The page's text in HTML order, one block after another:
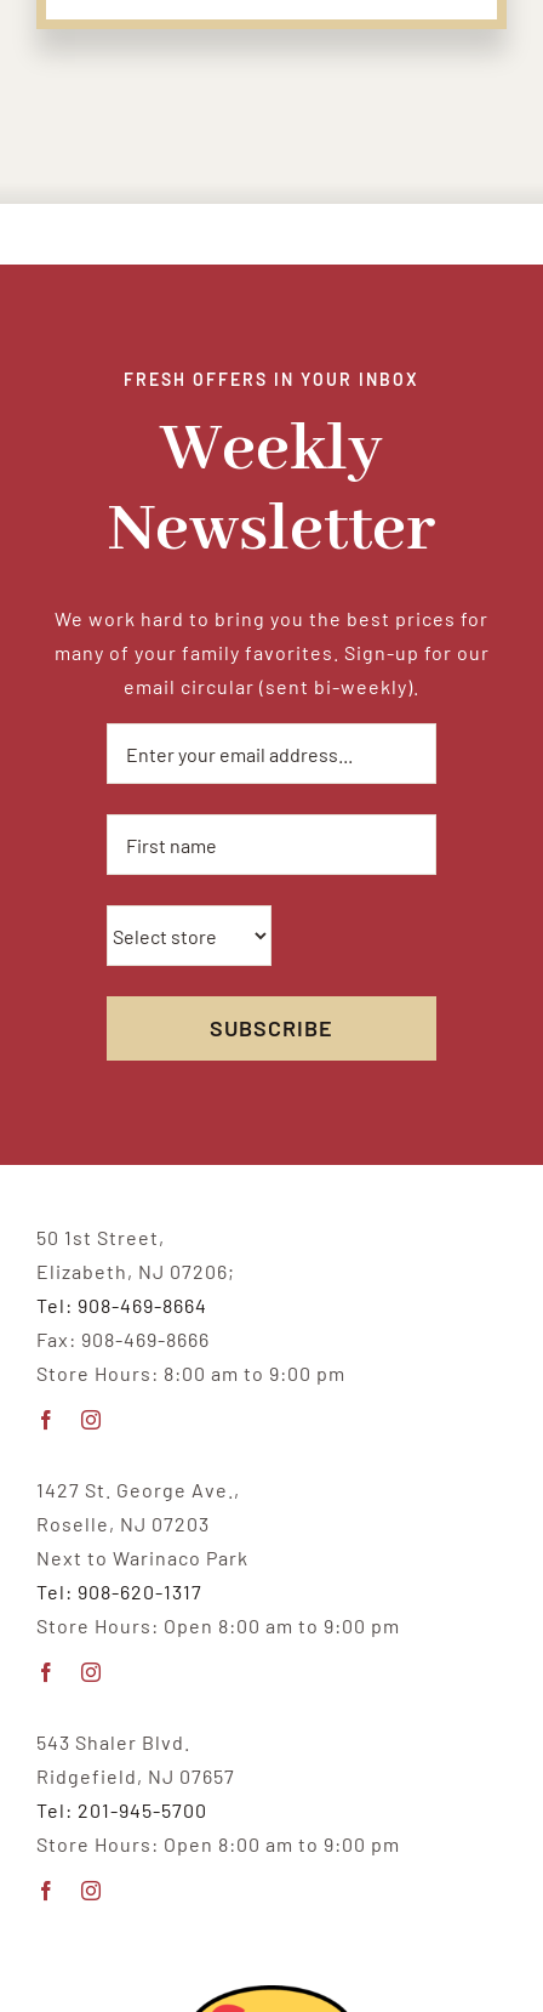
FRESH OFFERS IN YOUR INBOX
Weekly
Newsletter
We work hard to bring you the best prices for
many of your family favorites. Sign-up for our
email circular (sent bi-weekly).
50 1st Street,
Elizabeth, NJ 07206;
Tel: 908-469-8664
Fax: 908-469-8666
Store Hours: 8:00 am to 9:00 pm
1427 St. George Ave.,
Roselle, NJ 07203
Next to Warinaco Park
Tel: 908-620-1317
Store Hours: Open 8:00 am to 9:00 pm
543 Shaler Blvd.
Ridgefield, NJ 07657
Tel: 201-945-5700
Store Hours: Open 8:00 am to 9:00 pm